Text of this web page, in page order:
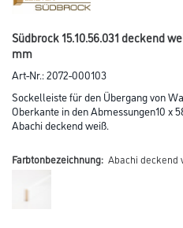
Südbrock 15.10.56.031 deckend
mm
Art-Nr.:2072-000103
Sockelleiste für den Übergang von
Oberkante in den Abmessungen10 x
Abachi deckend weiß.
Farbtonbezeichnung: Abachi deckend